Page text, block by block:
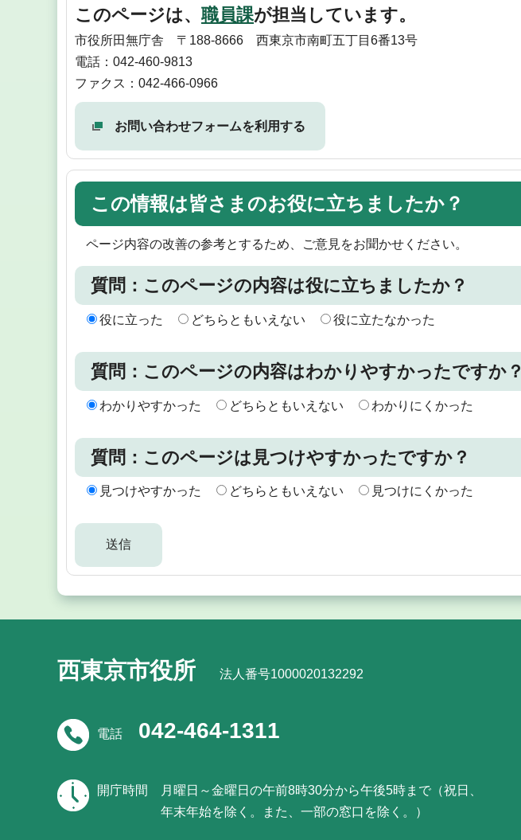
このページは、 職員課が担当しています。
市役所田無庁舎 〒188-8666 西東京市南町五丁目6番13号
電話：042-460-9813
ファクス：042-466-0966
お問い合わせフォームを利用する
この情報は皆さまのお役に立ちましたか？
ページ内容の改善の参考とするため、ご意見をお聞かせください。
質問：このページの内容は役に立ちましたか？
役に立った どちらともいえない 役に立たなかった
質問：このページの内容はわかりやすかったですか？
わかりやすかった どちらともいえない わかりにくかった
質問：このページは見つけやすかったですか？
見つけやすかった どちらともいえない 見つけにくかった
西東京市役所 法人番号1000020132292
電話 042-464-1311
開庁時間
月曜日～金曜日の午前8時30分から午後5時まで（祝日、
年末年始を除く。また、一部の窓口を除く。）